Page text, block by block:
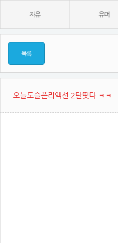
자유 유머
목록
오늘도슬픈리액션 2탄떳다 ㅋㅋ